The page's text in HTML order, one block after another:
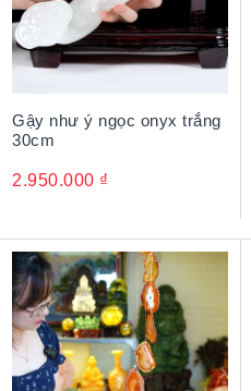
Gậy như ý ngọc onyx trắng
30cm
2.950.000 ₫